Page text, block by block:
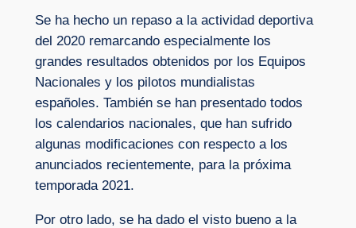
Se ha hecho un repaso a la actividad deportiva
del 2020 remarcando especialmente los
grandes resultados obtenidos por los Equipos
Nacionales y los pilotos mundialistas
españoles. También se han presentado todos
los calendarios nacionales, que han sufrido
algunas modificaciones con respecto a los
anunciados recientemente, para la próxima
temporada 2021.
Por otro lado, se ha dado el visto bueno a la